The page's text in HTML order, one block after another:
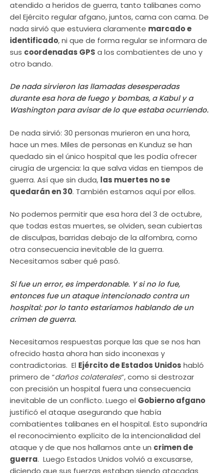
atendido a heridos de guerra, tanto talibanes como
del Ejército regular afgano, juntos, cama con cama. De
nada sirvió que estuviera claramente marcado e
identificado, ni que de forma regular se informara de
sus coordenadas GPS a los combatientes de uno y
otro bando.
De nada sirvieron las llamadas desesperadas
durante esa hora de fuego y bombas, a Kabul y a
Washington para avisar de lo que estaba ocurriendo.
De nada sirvió: 30 personas murieron en una hora,
hace un mes. Miles de personas en Kunduz se han
quedado sin el único hospital que les podía ofrecer
cirugía de urgencia: la que salva vidas en tiempos de
guerra. Así que sin duda, las muertes no se
quedarán en 30. También estamos aquí por ellos.
No podemos permitir que esa hora del 3 de octubre,
que todas estas muertes, se olviden, sean cubiertas
de disculpas, barridas debajo de la alfombra, como
otra consecuencia inevitable de la guerra.
Necesitamos saber qué pasó.
Si fue un error, es imperdonable. Y si no lo fue,
entonces fue un ataque intencionado contra un
hospital: por lo tanto estaríamos hablando de un
crimen de guerra.
Necesitamos respuestas porque las que se nos han
ofrecido hasta ahora han sido inconexas y
contradictorias. El Ejército de Estados Unidos habló
primero de “daños colaterales”, como si destrozar
con precisión un hospital fuera una consecuencia
inevitable de un conflicto. Luego el Gobierno afgano
justificó el ataque asegurando que había
combatientes talibanes en el hospital. Esto supondría
el reconocimiento explícito de la intencionalidad del
ataque y de que nos hallamos ante un crimen de
guerra. Luego Estados Unidos volvió a excusarse,